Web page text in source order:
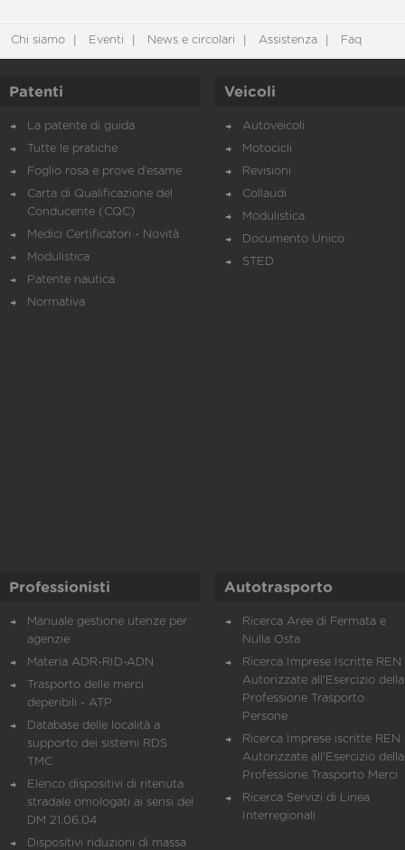
Chi siamo Eventi News e circolari Assistenza Faq
Patenti
La patente di guida
Tutte le pratiche
Foglio rosa e prove d’esame
Carta di Qualificazione del
Conducente (CQC)
Medici Certificatori - Novità
Modulistica
Patente nautica
Normativa
Veicoli
Autoveicoli
Motocicli
Revisioni
Collaudi
Modulistica
Documento Unico
STED
Professionisti
Manuale gestione utenze per
agenzie
Materia ADR-RID-ADN
Trasporto delle merci
deperibili - ATP
Database delle località a
supporto dei sistemi RDS
TMC
Elenco dispositivi di ritenuta
stradale omologati ai sensi del
DM 21.06.04
Dispositivi riduzioni di massa
Autotrasporto
Ricerca Aree di Fermata e
Nulla Osta
Ricerca Imprese Iscritte REN
Autorizzate all'Esercizio della
Professione Trasporto
Persone
Ricerca Imprese iscritte REN
Autorizzate all'Esercizio della
Professione Trasporto Merci
Ricerca Servizi di Linea
Interregionali